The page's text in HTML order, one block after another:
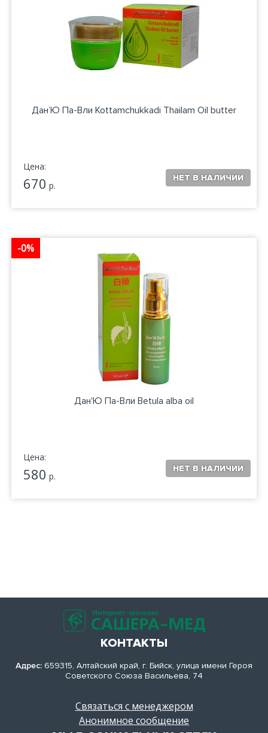
Дан’Ю Па-Вли Kottamchukkadi Thailam Oil butter
Цена:
670 р.
-0%
Дан'Ю Па-Вли Betula alba oil
Цена:
580 р.
КОНТАКТЫ
Адрес: 659315, Алтайский край, г. Бийск, улица имени Героя
Советского Союза Васильева, 74
Связаться с менеджером
Анонимное сообщение